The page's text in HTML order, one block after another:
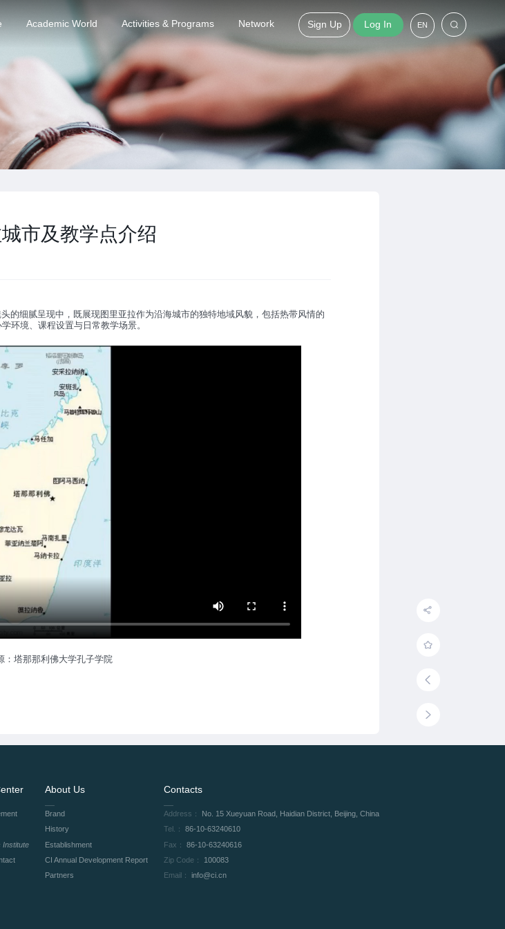
Academic World Activities & Programs Network Sign Up Log In EN
市及教学点介绍
的细腻呈现中，既展现图里亚拉作为沿海城市的独特地域风貌，包括热带风情的
环境、课程设置与日常教学场景。
： 塔那那利佛大学孔子学院
Institute
About Us
Brand
History
Establishment
CI Annual Development Report
Partners
Contacts
Address：
No. 15 Xueyuan Road, Haidian District, Beijing, China
Tel.：
86-10-63240610
Fax：
86-10-63240616
Zip Code：
100083
Email：
info@ci.cn